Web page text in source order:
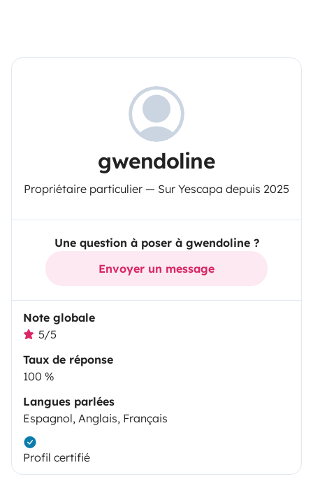
gwendoline
Propriétaire particulier — Sur Yescapa depuis 2025
Une question à poser à gwendoline ?
Envoyer un message
Note globale
5/5
Taux de réponse
100 %
Langues parlées
Espagnol, Anglais, Français
Profil certifié